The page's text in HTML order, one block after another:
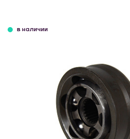
в наличии